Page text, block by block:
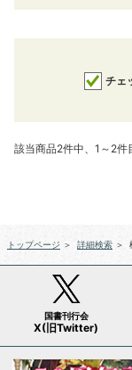
チェ
該当商品2件中、1～2件
トップページ ＞ 詳細検索 ＞
国書刊行会
X(旧Twitter)